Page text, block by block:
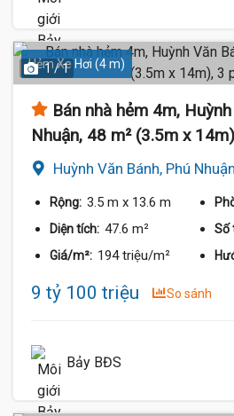
Hẻm Xe Hơi (4 m)
1 / 1
Bán nhà hẻm 4m,
Nhuận, 48 m² (3.5m x
Huỳnh Văn Bánh, Phú
Rộng: 3.5 m x 13.6 m
Diện tích: 47.6 m² Số
Giá/m²: 194 triệu/m²
9 tỷ 100 triệu So sánh
Bảy BĐS